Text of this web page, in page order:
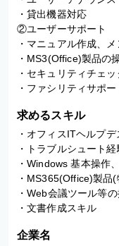
・貸出機器対応
②ユーザーサポート
・マニュアル作成、
・MS3(Office)製品の
・セキュリティチェッ
・ファシリティサポー
求めるスキル
・オフィスITヘルプ
・トラブルシュート経
・Windows 基本操作
・MS365(Office)製品
・Web会議ツール等
・文書作成スキル
企業名